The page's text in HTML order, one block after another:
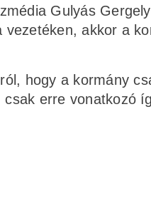
Gulyás
akkor a
hogy a kormány
erre vonatkozó